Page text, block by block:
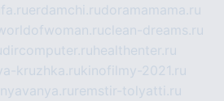
erdamchi.rudoramamama.ru
clean-dreams.ru
dircomputer.ru healthenter.ru
kruzhka.rukinofilmy-2021.ru
remstir-tolyatti.ru